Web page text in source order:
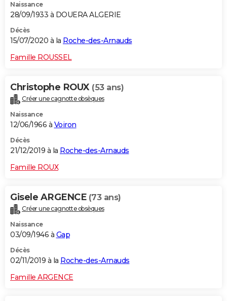
Naissance
28/09/1933 à DOUERA ALGERIE
Décès
15/07/2020 à la Roche-des-Arnauds
Famille ROUSSEL
Christophe ROUX (53 ans)
Créer une cagnotte obsèques
Naissance
12/06/1966 à Voiron
Décès
21/12/2019 à la Roche-des-Arnauds
Famille ROUX
Gisele ARGENCE (73 ans)
Créer une cagnotte obsèques
Naissance
03/09/1946 à Gap
Décès
02/11/2019 à la Roche-des-Arnauds
Famille ARGENCE